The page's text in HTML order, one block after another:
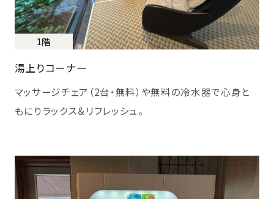
湯上りコーナー
マッサージチェア（2台・無料）や無料の冷水器で心身と
もにりラックス＆リフレッシュ。
1階